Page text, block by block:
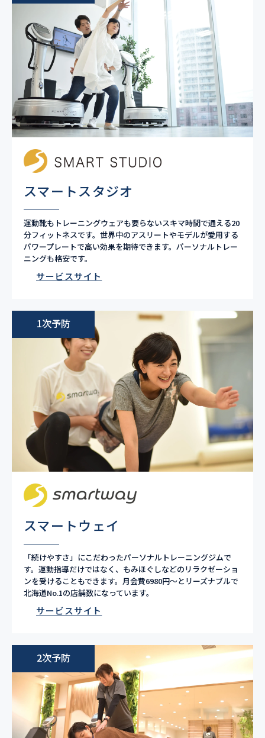
スマートスタジオ
​運動靴もトレーニングウェアも要らないスキマ時間で通える20
分フィットネスです。世界中のアスリートやモデルが愛用する
パワープレートで高い効果を期待できます。パーソナルトレー
ニングも格安です。
サービスサイト
1次予防
スマートウェイ
「続けやすさ」にこだわったパーソナルトレーニングジムで
す。運動指導だけではなく、もみほぐしなどのリラクゼーショ
ンを受けることもできます。月会費6980円〜とリーズナブルで
北海道No.1の店舗数になっています。
サービスサイト
2次予防